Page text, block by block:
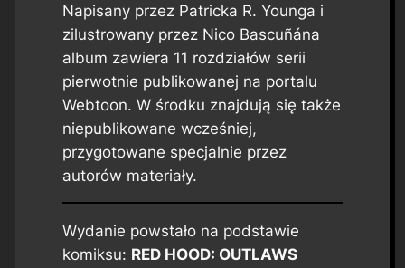
Napisany przez Patricka R. Younga i
zilustrowany przez Nico Bascuñána
album zawiera 11 rozdziałów serii
pierwotnie publikowanej na portalu
Webtoon. W środku znajdują się także
niepublikowane wcześniej,
przygotowane specjalnie przez
autorów materiały.
Wydanie powstało na podstawie
komiksu: RED HOOD: OUTLAWS